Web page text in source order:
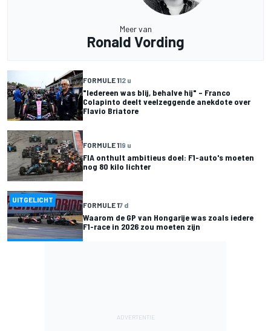
Meer van
Ronald Vording
FORMULE 112 u
"Iedereen was blij, behalve hij" – Franco
Colapinto deelt veelzeggende anekdote over
Flavio Briatore
FORMULE 119 u
FIA onthult ambitieus doel: F1-auto's moeten
nog 80 kilo lichter
UITGELICHT
FORMULE 17 d
Waarom de GP van Hongarije was zoals iedere
F1-race in 2026 zou moeten zijn